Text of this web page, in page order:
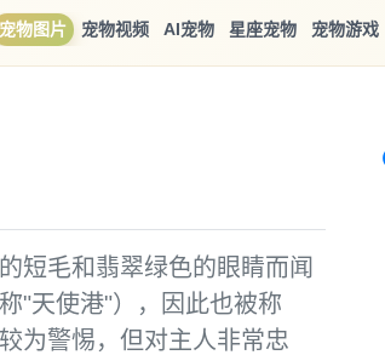
宠物图片 宠物视频 AI宠物 星座宠物 宠物游戏
短毛和翡翠绿色的眼睛而闻
"天使港"），因此也被称
为警惕，但对主人非常忠